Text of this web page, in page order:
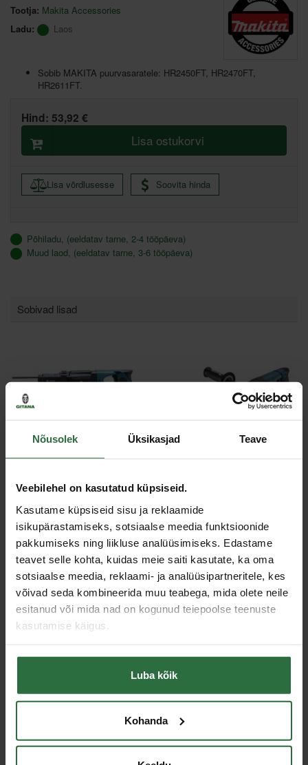
Nõusolek Üksikasjad Teave
Veebilehel on kasutatud küpsiseid.
Kasutame küpsiseid sisu ja reklaamide
isikupärastamiseks, sotsiaalse meedia funktsioonide
pakkumiseks ning liikluse analüüsimiseks. Edastame
teavet selle kohta, kuidas meie saiti kasutate, ka oma
sotsiaalse meedia, reklaami- ja analüüsipartneritele, kes
võivad seda kombineerida muu teabega, mida olete neile
esitanud või mida nad on kogunud teiepoolse teenuste
kasutamise käigus.
Luba kõik
Kohanda
Tootja: Makita Accessories
Ladu:
Laos
Sobib MAKITA puurvasaratele: HR2450FT, HR2470FT,
HR2611FT.
Hind: 53,92 €
Lisa ostukorvi
Lisa võrdlusesse Soovita hinda
Põhiladu, (eeldatav tarne, 2-4 tööpäeva)
Muud laod, (eeldatav tarne, 3-6 tööpäeva)
Sobivad lisad
DHR243RTJ
786,16 €
Otsas Otsas
Allahinnatud!
Akupuurvasar MAKITA
285,92 €